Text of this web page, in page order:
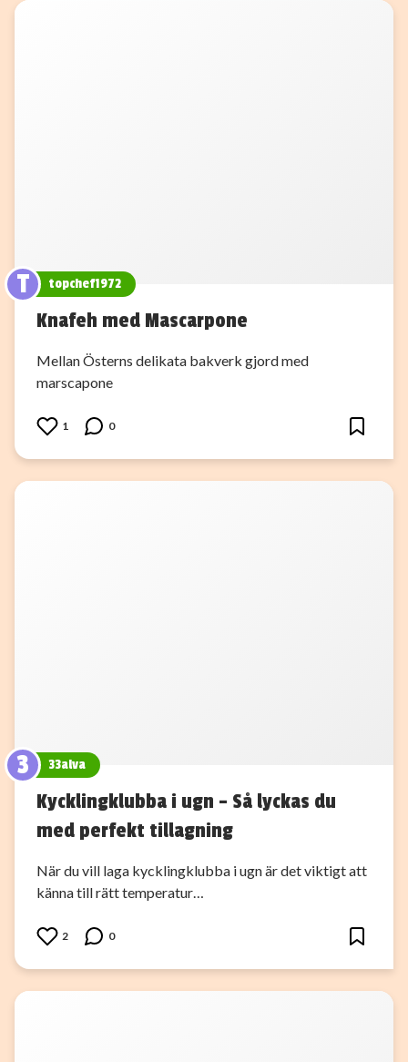
T topchef1972
Knafeh med Mascarpone
Mellan Österns delikata bakverk gjord med
marscapone
1 0
3 33alva
Kycklingklubba i ugn – Så lyckas du
med perfekt tillagning
När du vill laga kycklingklubba i ugn är det viktigt att
känna till rätt temperatur…
2 0